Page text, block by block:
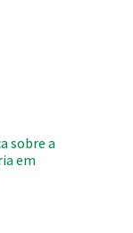
sobre a
em